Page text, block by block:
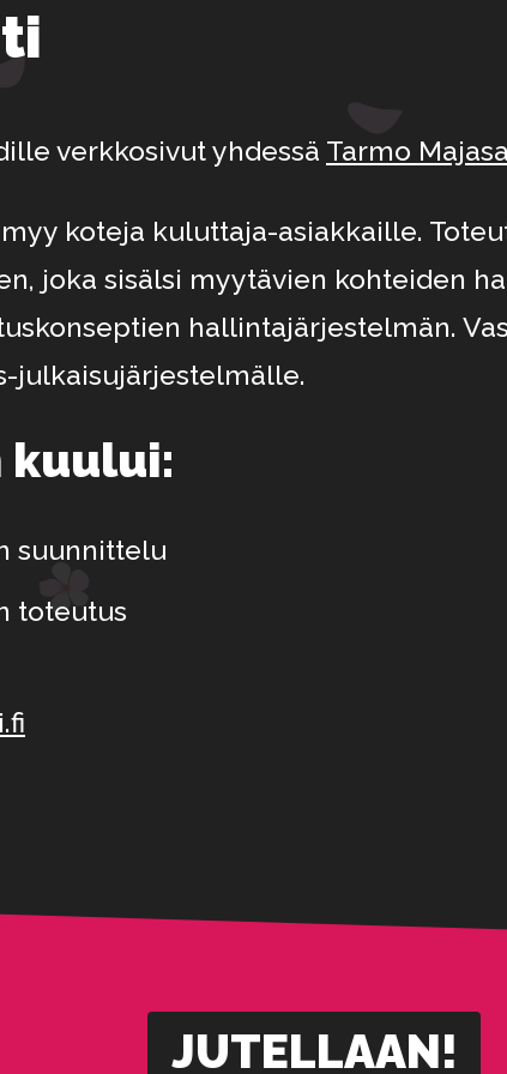
verkkosivut yhdessä Tarmo
koteja kuluttaja-asiakkaille.
joka sisälsi myytävien kohteiden
hallintajärjestelmän.
julkaisujärjestelmälle.
kuului:
suunnittelu
toteutus
JUTELLAAN!